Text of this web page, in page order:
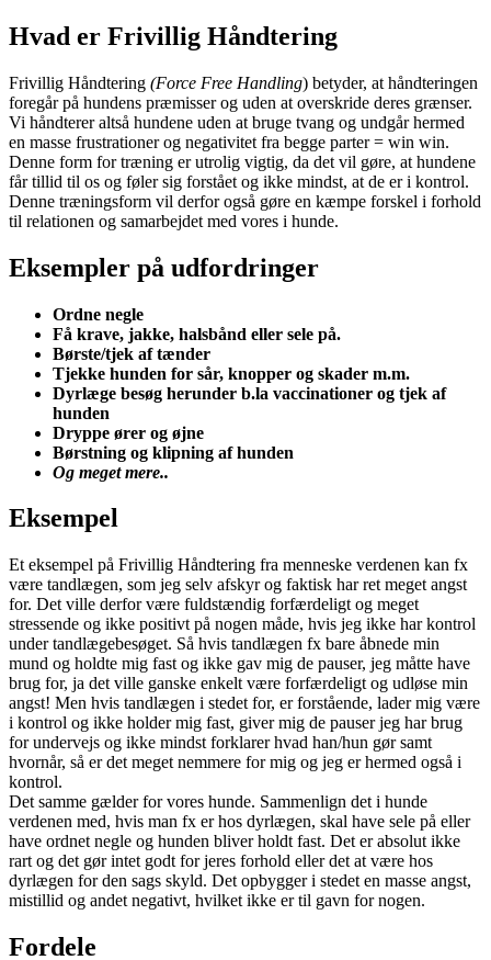
Hvad er Frivillig Håndtering
Frivillig Håndtering (Force Free Handling) betyder, at håndteringen
foregår på hundens præmisser og uden at overskride deres grænser.
Vi håndterer altså hundene uden at bruge tvang og undgår hermed
en masse frustrationer og negativitet fra begge parter = win win.
Denne form for træning er utrolig vigtig, da det vil gøre, at hundene
får tillid til os og føler sig forstået og ikke mindst, at de er i kontrol.
Denne træningsform vil derfor også gøre en kæmpe forskel i forhold
til relationen og samarbejdet med vores i hunde.
Eksempler på udfordringer
Ordne negle
Få krave, jakke, halsbånd eller sele på.
Børste/tjek af tænder
Tjekke hunden for sår, knopper og skader m.m.
Dyrlæge besøg herunder b.la vaccinationer og tjek af
hunden
Dryppe ører og øjne
Børstning og klipning af hunden
Og meget mere..
Eksempel
Et eksempel på Frivillig Håndtering fra menneske verdenen kan fx
være tandlægen, som jeg selv afskyr og faktisk har ret meget angst
for. Det ville derfor være fuldstændig forfærdeligt og meget
stressende og ikke positivt på nogen måde, hvis jeg ikke har kontrol
under tandlægebesøget. Så hvis tandlægen fx bare åbnede min
mund og holdte mig fast og ikke gav mig de pauser, jeg måtte have
brug for, ja det ville ganske enkelt være forfærdeligt og udløse min
angst! Men hvis tandlægen i stedet for, er forstående, lader mig være
i kontrol og ikke holder mig fast, giver mig de pauser jeg har brug
for undervejs og ikke mindst forklarer hvad han/hun gør samt
hvornår, så er det meget nemmere for mig og jeg er hermed også i
kontrol.
Det samme gælder for vores hunde. Sammenlign det i hunde
verdenen med, hvis man fx er hos dyrlægen, skal have sele på eller
have ordnet negle og hunden bliver holdt fast. Det er absolut ikke
rart og det gør intet godt for jeres forhold eller det at være hos
dyrlægen for den sags skyld. Det opbygger i stedet en masse angst,
mistillid og andet negativt, hvilket ikke er til gavn for nogen.
Fordele